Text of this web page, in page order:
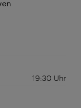
19:30 Uhr